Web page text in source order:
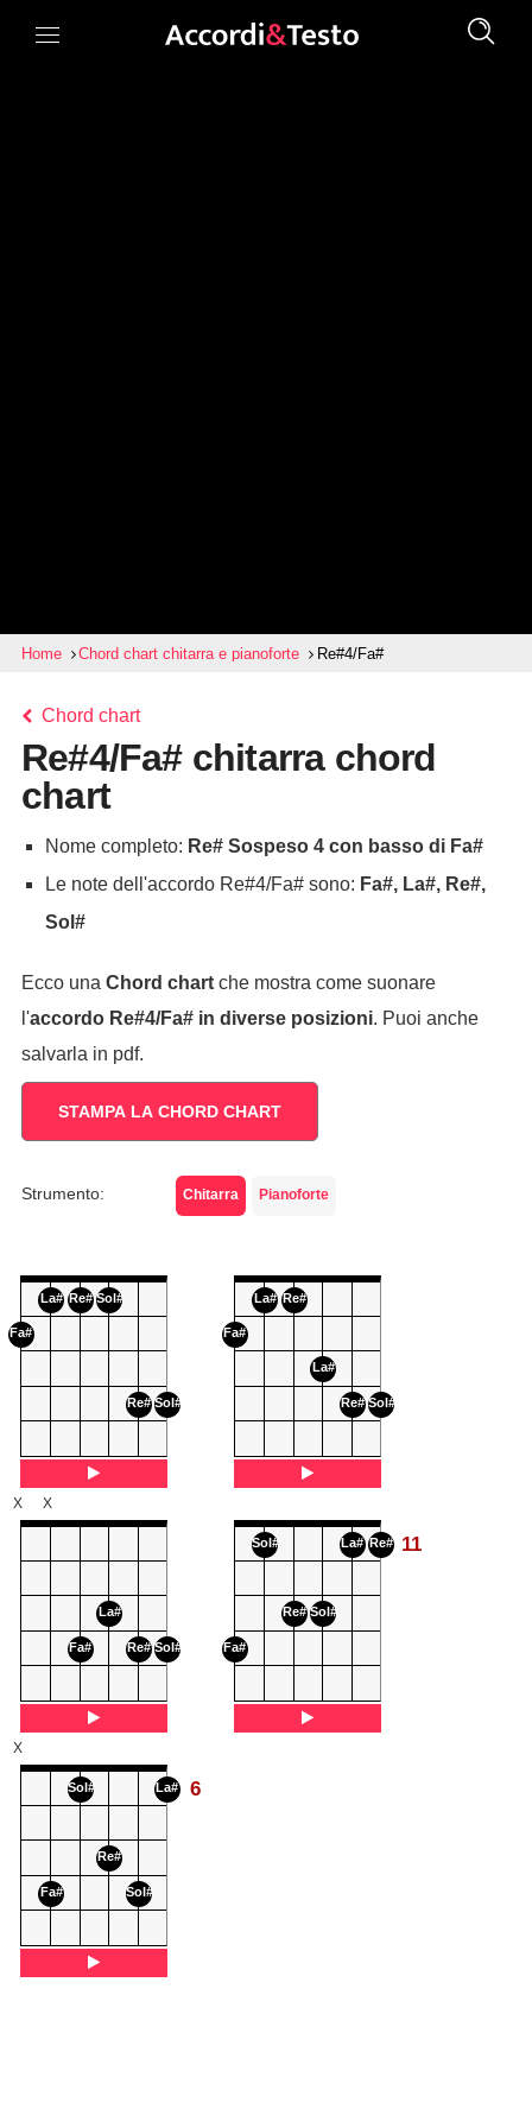
Home Chord chart chitarra e pianoforte Re#4/Fa#
Chord chart
Re#4/Fa# chitarra chord
chart
Nome completo: Re# Sospeso 4 con basso di Fa#
Le note dell'accordo Re#4/Fa# sono: Fa#, La#, Re#,
Sol#
Ecco una Chord chartche mostra come suonare
l'accordo Re#4/Fa#in diverse posizioni. Puoi anche
salvarla in pdf.
STAMPA LA CHORD CHART
Strumento: Chitarra Pianoforte
Fa#
La# Re# Sol#
Re# Sol#
Fa#
La# Re#
La#
Re# Sol#
Fa#
La#
Re# Sol#
X X
Fa#
Sol#
Re# Sol#
La# Re# 11
Fa#
Sol#
Re#
Sol#
La#
X
6